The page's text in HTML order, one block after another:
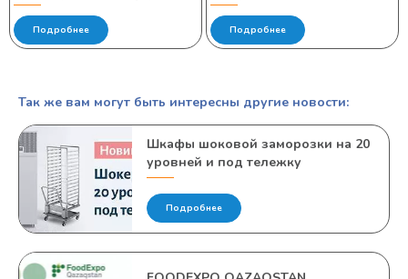
Подробнее Подробнее
Так же вам могут быть интересны другие новости:
Шкафы шоковой заморозки на 20
уровней и под тележку
Подробнее